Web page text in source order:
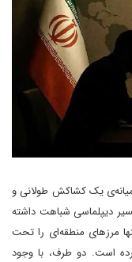
میانه‌ی یک کشاکش طولانی و
دیپلماسی شباهت داشته
مرزهای منطقه‌ای را تحت
کرده است. دو طرف، با وجود